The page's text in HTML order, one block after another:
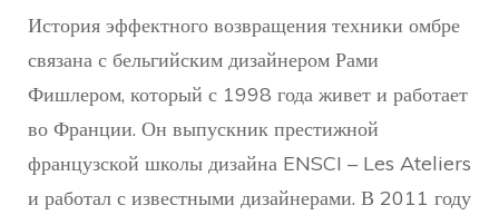
История эффектного возвращения техники омбре
связана с бельгийским дизайнером Рами
Фишлером, который с 1998 года живет и работает
во Франции. Он выпускник престижной
французской школы дизайна ENSCI – Les Ateliers
и работал с известными дизайнерами. В 2011 году